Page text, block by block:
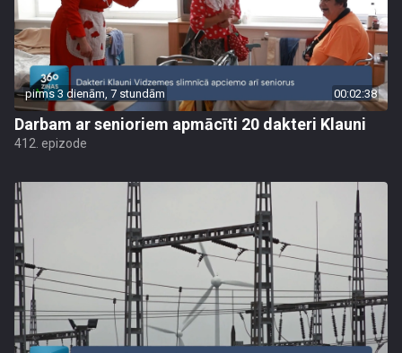
pirms 3 dienām, 7 stundām 00:02:38
Darbam ar senioriem apmācīti 20 dakteri Klauni
412. epizode